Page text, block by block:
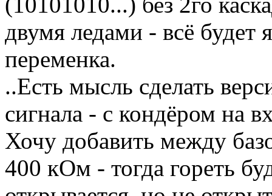
двумя ледами - всё будет
переменка.
..Есть мысль сделать
сигнала - с кондёром на
Хочу добавить между
400 кОм - тогда гореть